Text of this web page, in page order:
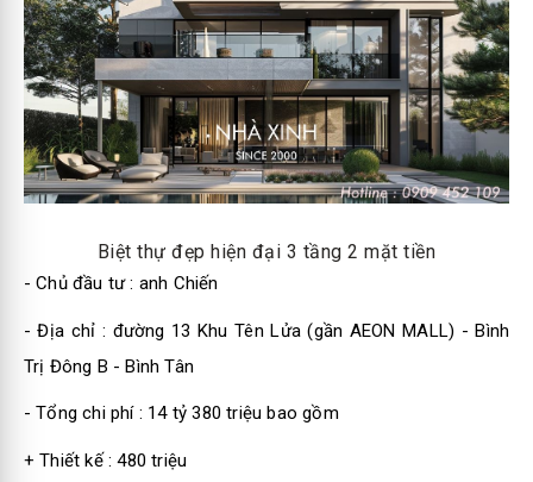
Biệt thự đẹp hiện đại 3 tầng 2 mặt tiền
- Chủ đầu tư : anh Chiến
- Địa chỉ : đường 13 Khu Tên Lửa (gần AEON MALL) - Bình
Trị Đông B - Bình Tân
- Tổng chi phí : 14 tỷ 380 triệu bao gồm
+ Thiết kế : 480 triệu